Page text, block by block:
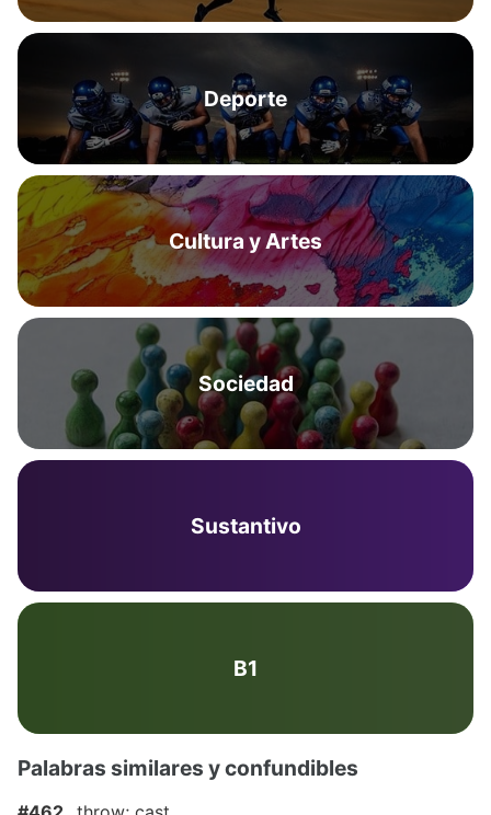
Deporte
Cultura y Artes
Sociedad
Sustantivo
B1
Palabras similares y confundibles